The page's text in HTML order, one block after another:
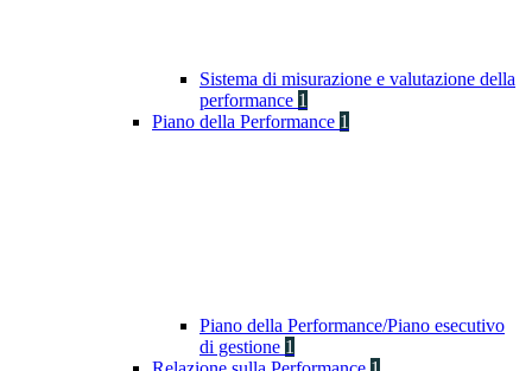
Sistema di misurazione e valutazione della
performance 1
Piano della Performance 1
Piano della Performance/Piano esecutivo
di gestione 1